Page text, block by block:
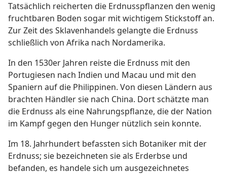
Tatsächlich reicherten die Erdnusspflanzen den wenig
fruchtbaren Boden sogar mit wichtigem Stickstoff an.
Zur Zeit des Sklavenhandels gelangte die Erdnuss
schließlich von Afrika nach Nordamerika.
In den 1530er Jahren reiste die Erdnuss mit den
Portugiesen nach Indien und Macau und mit den
Spaniern auf die Philippinen. Von diesen Ländern aus
brachten Händler sie nach China. Dort schätzte man
die Erdnuss als eine Nahrungspflanze, die der Nation
im Kampf gegen den Hunger nützlich sein konnte.
Im 18. Jahrhundert befassten sich Botaniker mit der
Erdnuss; sie bezeichneten sie als Erderbse und
befanden, es handele sich um ausgezeichnetes